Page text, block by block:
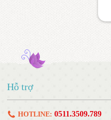
Hỗ trợ
HOTLINE: 0511.3509.789